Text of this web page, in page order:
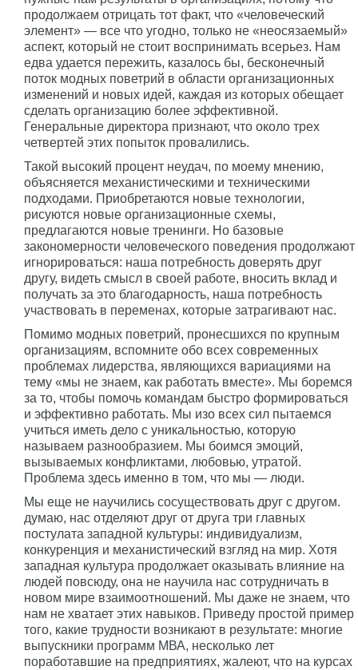
продолжаем отрицать тот факт, что «человеческий
элемент» — все что угодно, только не «неосязаемый»
аспект, который не стоит воспринимать всерьез. Нам
едва удается пережить, казалось бы, бесконечный
поток модных поветрий в области организационных
изменений и новых идей, каждая из которых обещает
сделать организацию более эффективной.
Генеральные директора признают, что около трех
четвертей этих попыток провалились.
Такой высокий процент неудач, по моему мнению,
объясняется механистическими и техническими
подходами. Приобретаются новые технологии,
рисуются новые организационные схемы,
предлагаются новые тренинги. Но базовые
закономерности человеческого поведения продолжают
игнорироваться: наша потребность доверять друг
другу, видеть смысл в своей работе, вносить вклад и
получать за это благодарность, наша потребность
участвовать в переменах, которые затрагивают нас.
Помимо модных поветрий, пронесшихся по крупным
организациям, вспомните обо всех современных
проблемах лидерства, являющихся вариациями на
тему «мы не знаем, как работать вместе». Мы боремся
за то, чтобы помочь командам быстро формироваться
и эффективно работать. Мы изо всех сил пытаемся
учиться иметь дело с уникальностью, которую
называем разнообразием. Мы боимся эмоций,
вызываемых конфликтами, любовью, утратой.
Проблема здесь именно в том, что мы — люди.
Мы еще не научились сосуществовать друг с другом.
думаю, нас отделяют друг от друга три главных
постулата западной культуры: индивидуализм,
конкуренция и механистический взгляд на мир. Хотя
западная культура продолжает оказывать влияние на
людей повсюду, она не научила нас сотрудничать в
новом мире взаимоотношений. Мы даже не знаем, что
нам не хватает этих навыков. Приведу простой пример
того, какие трудности возникают в результате: многие
выпускники программ МВА, несколько лет
поработавшие на предприятиях, жалеют, что на курсах